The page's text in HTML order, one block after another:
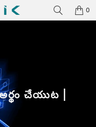
0
చేయుట |